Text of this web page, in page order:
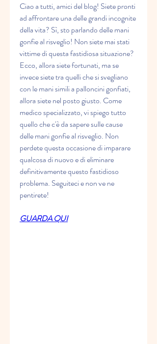
Ciao a tutti, amici del blog! Siete pronti
ad affrontare una delle grandi incognite
della vita? Sì, sto parlando delle mani
gonfie al risveglio! Non siete mai stati
vittime di questa fastidiosa situazione?
Ecco, allora siete fortunati, ma se
invece siete tra quelli che si svegliano
con le mani simili a palloncini gonfiati,
allora siete nel posto giusto. Come
medico specializzato, vi spiego tutto
quello che c'è da sapere sulle cause
delle mani gonfie al risveglio. Non
perdete questa occasione di imparare
qualcosa di nuovo e di eliminare
definitivamente questo fastidioso
problema. Seguiteci e non ve ne
pentirete!
GUARDA QUI